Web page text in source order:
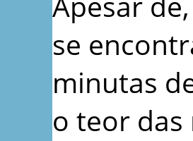
se
minutas
o teor das